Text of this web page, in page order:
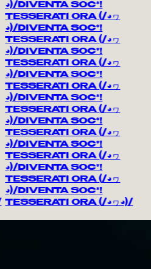
◕)/DIVENTA SOC*!
TESSERATI ORA(/◕ヮ
◕)/DIVENTA SOC*!
TESSERATI ORA(/◕ヮ
◕)/DIVENTA SOC*!
TESSERATI ORA(/◕ヮ
◕)/DIVENTA SOC*!
TESSERATI ORA(/◕ヮ
◕)/DIVENTA SOC*!
TESSERATI ORA(/◕ヮ
◕)/DIVENTA SOC*!
TESSERATI ORA(/◕ヮ
◕)/DIVENTA SOC*!
TESSERATI ORA(/◕ヮ
◕)/DIVENTA SOC*!
TESSERATI ORA(/◕ヮ
◕)/DIVENTA SOC*!
TESSERATI ORA(/◕ヮ◕)/